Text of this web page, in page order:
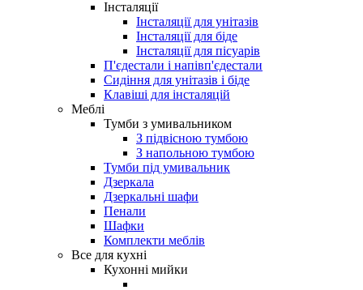
Інсталяції
Інсталяції для унітазів
Інсталяції для біде
Інсталяції для пісуарів
П'єдестали і напівп'єдестали
Сидіння для унітазів і біде
Клавіші для інсталяцій
Меблі
Тумби з умивальником
З підвісною тумбою
З напольною тумбою
Тумби під умивальник
Дзеркала
Дзеркальні шафи
Пенали
Шафки
Комплекти меблів
Все для кухні
Кухонні мийки